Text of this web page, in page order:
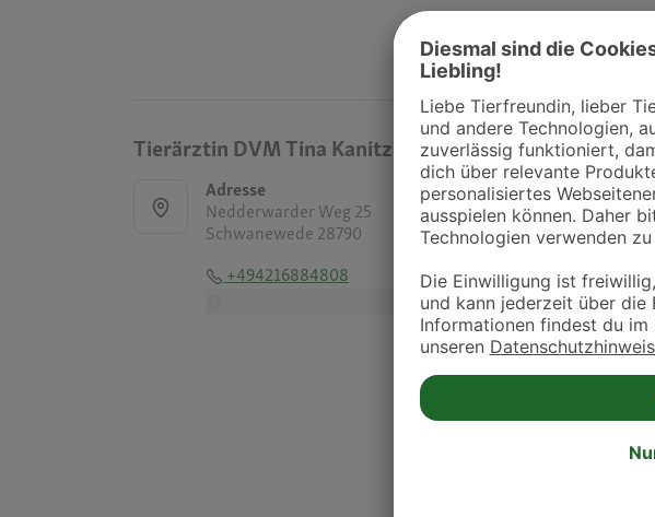
Tierärztin DVM Tina Kanitz
Adresse
Nedderwarder Weg 25
Schwanewede 28790
+494216884808